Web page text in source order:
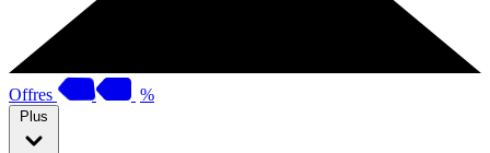
Offres %
Plus